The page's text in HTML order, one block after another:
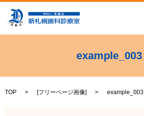
example_003
TOP [フリーページ画像] example_003